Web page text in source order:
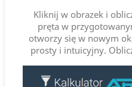
Kliknij w obrazek i
pręta w
otworzy się w nowym
prosty i intuicyjny.